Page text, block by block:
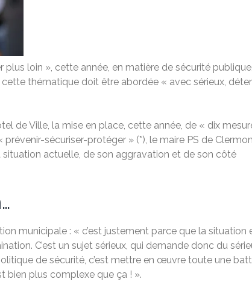
loin », cette année, en matière de sécurité
thématique doit être abordée « avec sérieux,
de Ville, la mise en place, cette année, de « dix
sécuriser-protéger » (*), le maire PS de
situation actuelle, de son aggravation et de son côté
municipale : « c’est justement parce que la situation
C’est un sujet sérieux, qui demande donc du
de sécurité, c’est mettre en œuvre toute une
bien plus complexe que ça ! ».